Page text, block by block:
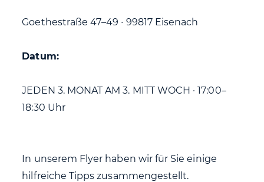
Goethestraße 47–49 ∙ 99817 Eisenach
Datum:
JEDEN 3. MONAT AM 3. MITT WOCH · 17:00–
18:30 Uhr
In unserem Flyer haben wir für Sie einige
hilfreiche Tipps zusammengestellt.